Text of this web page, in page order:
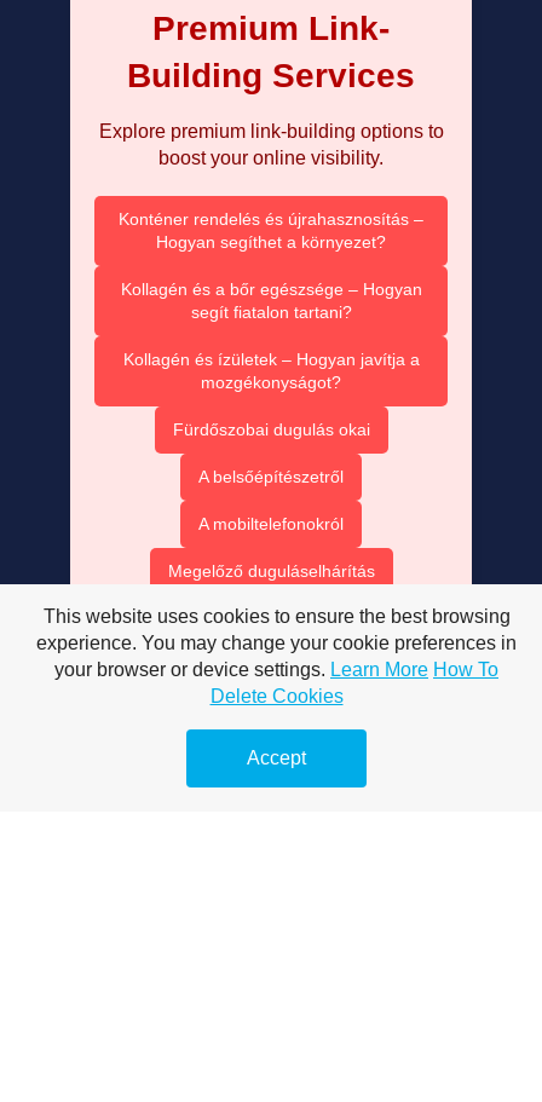
Premium Link-
Building Services
Explore premium link-building options to
boost your online visibility.
Konténer rendelés és újrahasznosítás –
Hogyan segíthet a környezet?
Kollagén és a bőr egészsége – Hogyan
segít fiatalon tartani?
Kollagén és ízületek – Hogyan javítja a
mozgékonyságot?
Fürdőszobai dugulás okai
A belsőépítészetről
A mobiltelefonokról
Megelőző duguláselhárítás
Vízsugaras duguláselhárítás
Duguláselhárítás természetes módon
This website uses cookies to ensure the best browsing
experience. You may change your cookie preferences in
your browser or device settings. Learn More How To
Delete Cookies
Accept